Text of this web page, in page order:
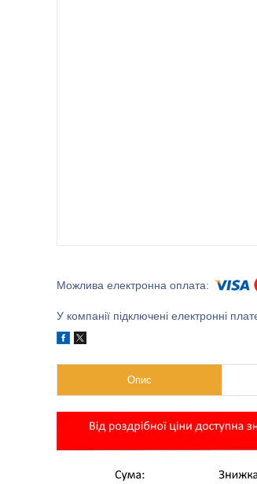
У компанії підключені електронні
Опис